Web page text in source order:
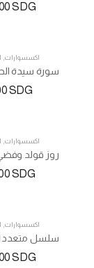
SDG
اكسسوارات,
SDG
اكسسوارات,
SDG
اكسسوارات,
SDG